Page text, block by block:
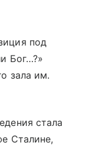
под
Бог…?»
зала им.
стала
Сталине,